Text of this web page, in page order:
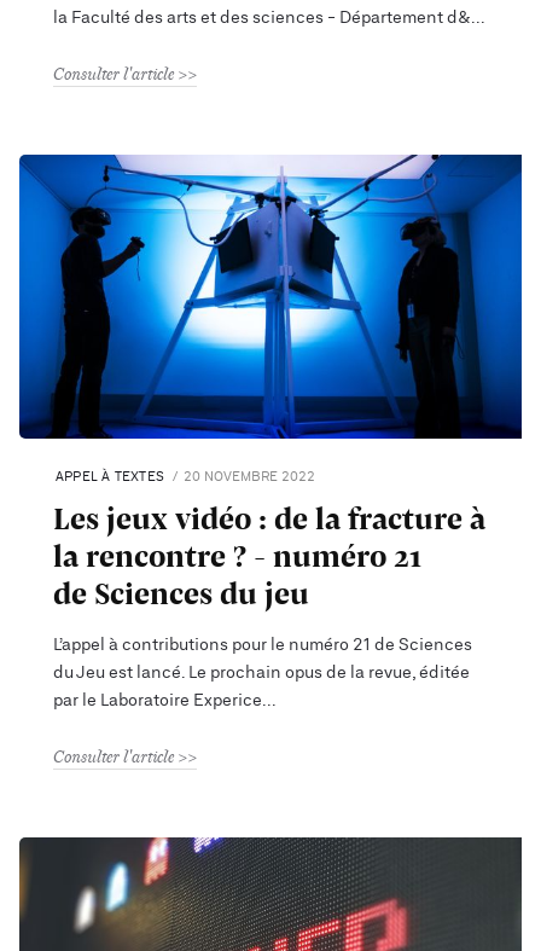
la Faculté des arts et des sciences - Département d&
Consulter l'article
APPEL À TEXTES 20 NOVEMBRE 2022
Les jeux vidéo : de la fracture à
la rencontre ? - numéro 21
de Sciences du jeu
L’appel à contributions pour le numéro 21 de Sciences
du Jeu est lancé. Le prochain opus de la revue, éditée
par le Laboratoire Experice
Consulter l'article